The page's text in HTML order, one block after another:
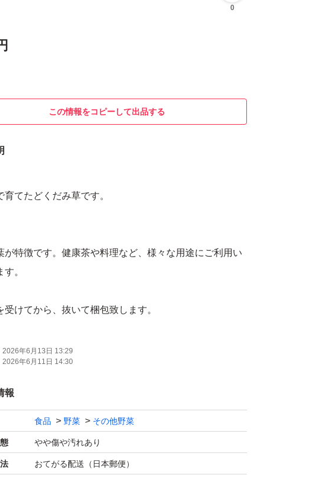
0
この情報をコピーして出品する
育てたどくだみ草です。
が特徴です。健康茶や料理など、様々な用途にご利用い
。
受けてから、抜いて梱包致します。
用の箱に保湿をして
詰めて発送致します。
枯れたり、変色したりするかも知れません。
ける方に。
お願いいたします。
2026年6月13日 13:29
2026年6月11日 14:30
報
食品 野菜 その他野菜
やや傷や汚れあり
おてがる配送（日本郵便）